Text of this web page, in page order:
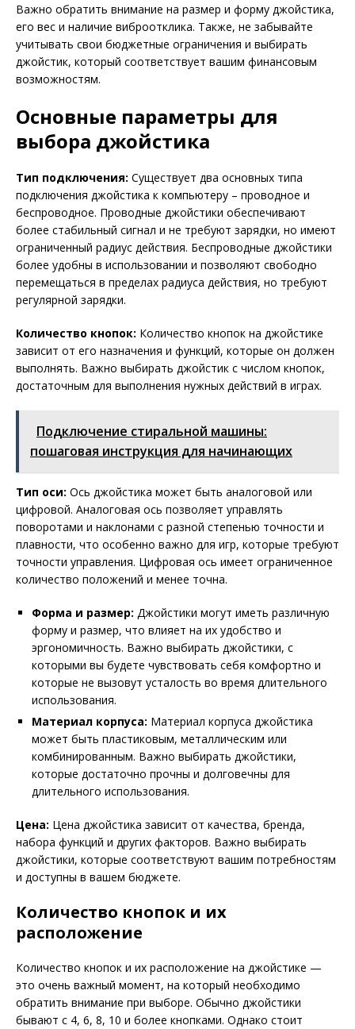
Важно обратить внимание на размер и форму джойстика,
его вес и наличие виброотклика. Также, не забывайте
учитывать свои бюджетные ограничения и выбирать
джойстик, который соответствует вашим финансовым
возможностям.
Основные параметры для
выбора джойстика
Тип подключения: Существует два основных типа
подключения джойстика к компьютеру – проводное и
беспроводное. Проводные джойстики обеспечивают
более стабильный сигнал и не требуют зарядки, но имеют
ограниченный радиус действия. Беспроводные джойстики
более удобны в использовании и позволяют свободно
перемещаться в пределах радиуса действия, но требуют
регулярной зарядки.
Количество кнопок: Количество кнопок на джойстике
зависит от его назначения и функций, которые он должен
выполнять. Важно выбирать джойстик с числом кнопок,
достаточным для выполнения нужных действий в играх.
Подключение стиральной машины:
пошаговая инструкция для начинающих
Тип оси: Ось джойстика может быть аналоговой или
цифровой. Аналоговая ось позволяет управлять
поворотами и наклонами с разной степенью точности и
плавности, что особенно важно для игр, которые требуют
точности управления. Цифровая ось имеет ограниченное
количество положений и менее точна.
Форма и размер: Джойстики могут иметь различную
форму и размер, что влияет на их удобство и
эргономичность. Важно выбирать джойстики, с
которыми вы будете чувствовать себя комфортно и
которые не вызовут усталость во время длительного
использования.
Материал корпуса: Материал корпуса джойстика
может быть пластиковым, металлическим или
комбинированным. Важно выбирать джойстики,
которые достаточно прочны и долговечны для
длительного использования.
Цена: Цена джойстика зависит от качества, бренда,
набора функций и других факторов. Важно выбирать
джойстики, которые соответствуют вашим потребностям
и доступны в вашем бюджете.
Количество кнопок и их
расположение
Количество кнопок и их расположение на джойстике —
это очень важный момент, на который необходимо
обратить внимание при выборе. Обычно джойстики
бывают с 4, 6, 8, 10 и более кнопками. Однако стоит